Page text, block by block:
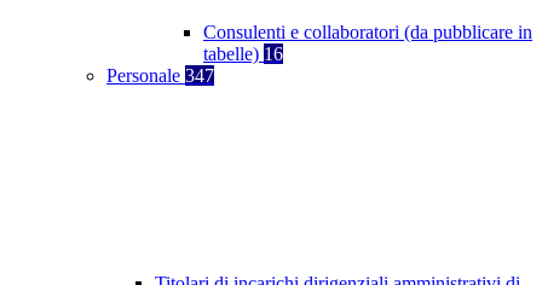
Consulenti e collaboratori (da pubblicare in
tabelle) 16
Personale 347